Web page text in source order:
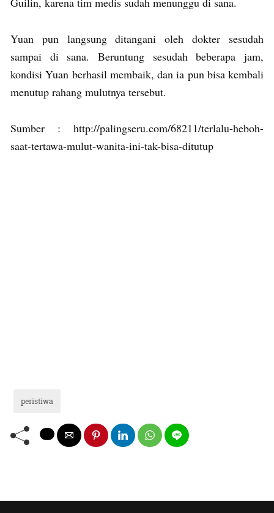
Yuan pun langsung ditangani oleh dokter sesudah
sampai di sana. Beruntung sesudah beberapa jam,
kondisi Yuan berhasil membaik, dan ia pun bisa kembali
menutup rahang mulutnya tersebut.
Sumber : http://palingseru.com/68211/terlalu-heboh-
saat-tertawa-mulut-wanita-ini-tak-bisa-ditutup
peristiwa